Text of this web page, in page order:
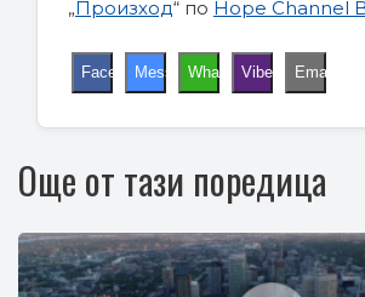
„Произход“ по Hope Channel
FacebookMessengerWhatsApp
Viber Email
Още от тази поредица